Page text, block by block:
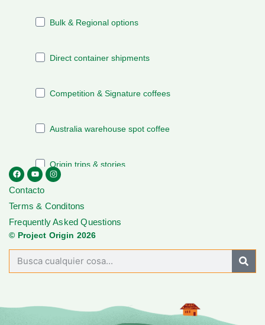
Contacto
Terms & Conditons
Frequently Asked Questions
© Project Origin 2026